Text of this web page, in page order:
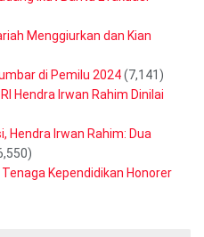
Menggiurkan dan Kian
di Pemilu 2024(7,141)
Hendra Irwan Rahim Dinilai
Hendra Irwan Rahim: Dua
Kependidikan Honorer